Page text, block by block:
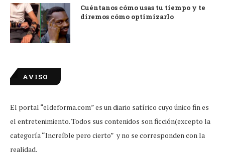
Cuéntanos cómo usas tu tiempo y te
diremos cómo optimizarlo
AVISO
El portal “eldeforma.com” es un diario satírico cuyo único fin es
el entretenimiento. Todos sus contenidos son ficción(excepto la
categoría “Increíble pero cierto” y no se corresponden con la
realidad.